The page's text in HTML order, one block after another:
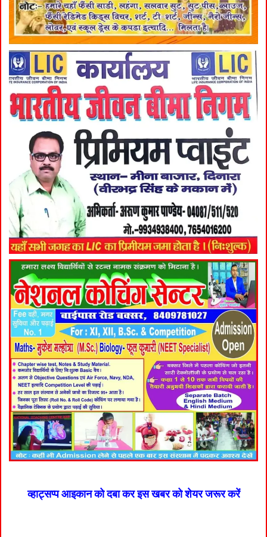
व्हाट्सप्प आइकान को दबा कर इस खबर को शेयर जरूर करें